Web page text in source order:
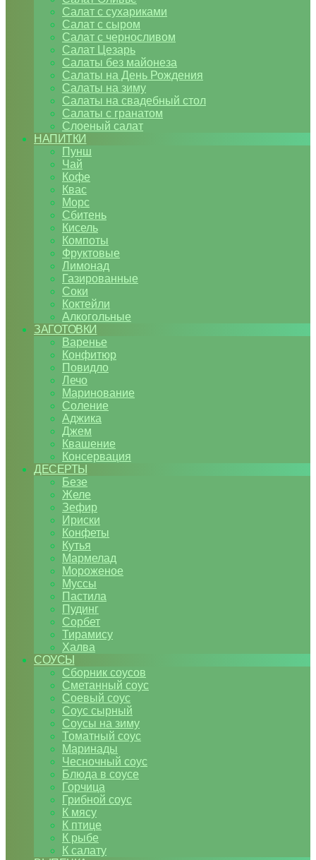
Салат с сухариками
Салат с сыром
Салат с черносливом
Салат Цезарь
Салаты без майонеза
Салаты на День Рождения
Салаты на зиму
Салаты на свадебный стол
Салаты с гранатом
Слоеный салат
НАПИТКИ
Пунш
Чай
Кофе
Квас
Морс
Сбитень
Кисель
Компоты
Фруктовые
Лимонад
Газированные
Соки
Коктейли
Алкогольные
ЗАГОТОВКИ
Варенье
Конфитюр
Повидло
Лечо
Маринование
Соление
Аджика
Джем
Квашение
Консервация
ДЕСЕРТЫ
Безе
Желе
Зефир
Ириски
Конфеты
Кутья
Мармелад
Мороженое
Муссы
Пастила
Пудинг
Сорбет
Тирамису
Халва
СОУСЫ
Сборник соусов
Сметанный соус
Соевый соус
Соус сырный
Соусы на зиму
Томатный соус
Маринады
Чесночный соус
Блюда в соусе
Горчица
Грибной соус
К мясу
К птице
К рыбе
К салату